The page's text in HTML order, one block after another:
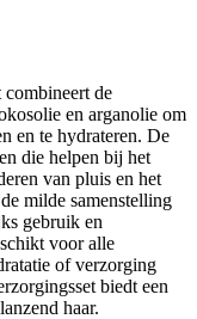
de
en arganolie om
en te hydrateren. De
die helpen bij het
van pluis en het
milde samenstelling
gebruik en
voor alle
of verzorging
biedt een
haar.